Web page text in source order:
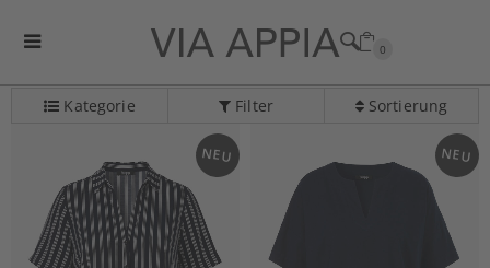
0
Kategorie-Navigation überspringen
Kategorie Filter Sortierung
NEU NEU